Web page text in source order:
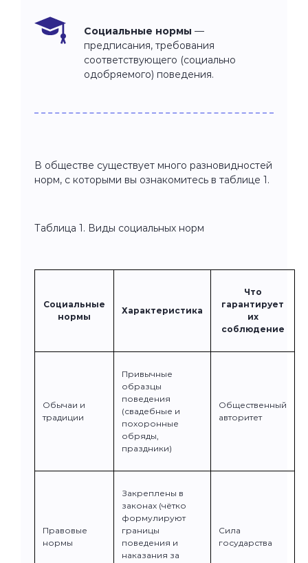
Социальные нормы —
предписания, требования
соответствующего (социально
одобряемого) поведения.
В обществе существует много разновидностей
норм, с которыми вы ознакомитесь в таблице 1.
Таблица 1. Виды социальных норм
Социальные
нормы
Характеристика
Что
гарантирует
их
соблюдение
Обычаи и
традиции
Привычные
образцы
поведения
(свадебные и
похоронные
обряды,
праздники)
Общественный
авторитет
Правовые
нормы
Закреплены в
законах (чётко
формулируют
границы
поведения и
наказания за
Сила
государства